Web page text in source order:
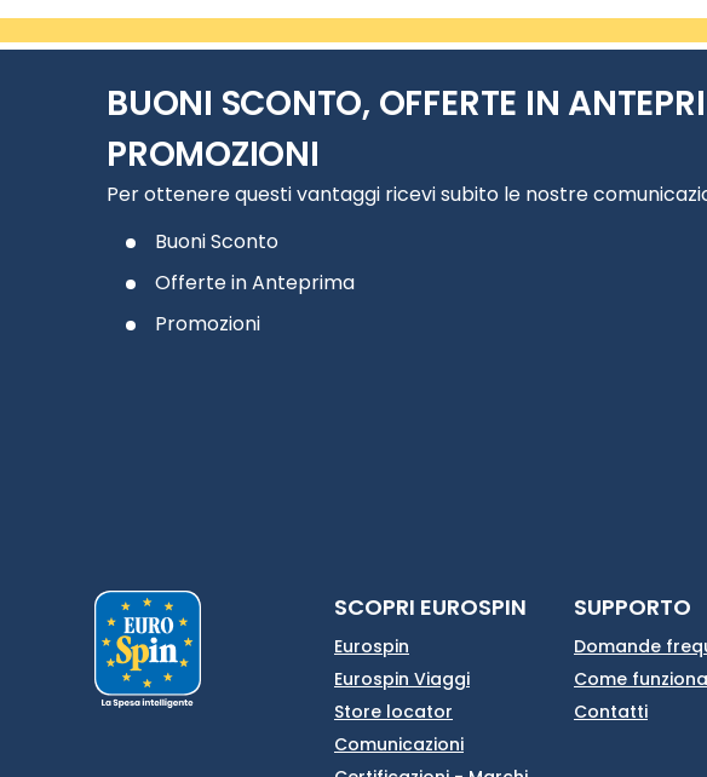
BUONI SCONTO, OFFERTE IN
PROMOZIONI
Per ottenere questi vantaggi ricevi subito le nostre
Buoni Sconto
Offerte in Anteprima
Promozioni
SCOPRI EUROSPIN
Eurospin
Eurospin Viaggi
Store locator
Comunicazioni
SUPPORTO
Domande
Come funziona
Contatti